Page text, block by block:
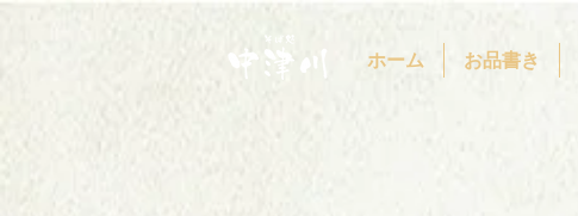
ホーム お品書き